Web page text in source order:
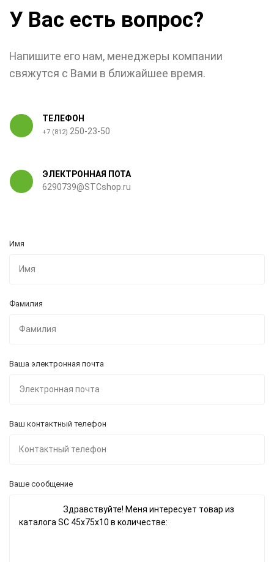
У Вас есть вопрос?
Напишите его нам, менеджеры компании
свяжутся с Вами в ближайшее время.
ТЕЛЕФОН
+7 (812) 250-23-50
ЭЛЕКТРОННАЯ ПОТА
6290739@STCshop.ru
Имя
Фамилия
Ваша электронная почта
Ваш контактный телефон
Ваше сообщение